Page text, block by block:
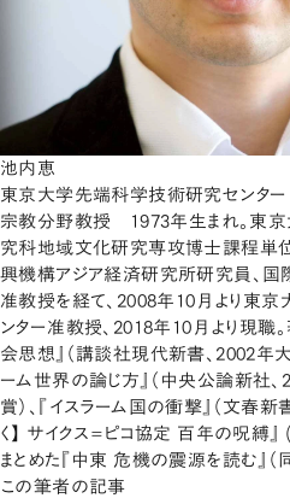
池内恵
東京大学先端科学技術研究センター
宗教分野教授 1973年生まれ。東
究科地域文化研究専攻博士課程単
興機構アジア経済研究所研究員、国
准教授を経て、2008年10月より東
ンター准教授、2018年10月より現職
会思想』（講談社現代新書、2002年
ーム世界の論じ方』（中央公論新社、
賞）、『イスラーム国の衝撃』（文春新
く】 サイクス=ピコ協定 百年の呪縛
まとめた『中東 危機の震源を読む』（
この筆者の記事